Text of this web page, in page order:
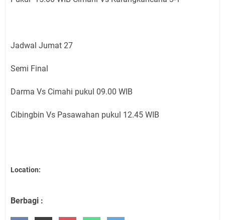
Jadwal Jumat 27
Semi Final
Darma Vs Cimahi pukul 09.00 WIB
Cibingbin Vs Pasawahan pukul 12.45 WIB
Location:
Berbagi :